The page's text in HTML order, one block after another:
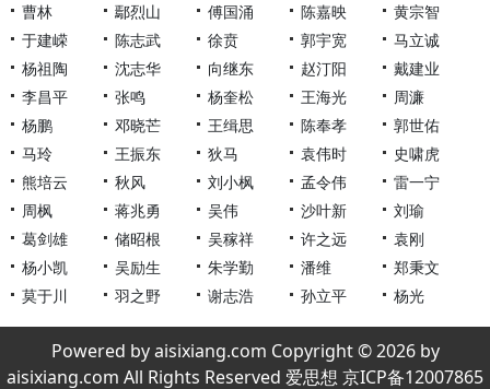
曹林
鄢烈山 傅国涌 陈嘉映
黄宗智
于建嵘
陈志武 徐贲 郭宇宽
马立诚
杨祖陶
沈志华 向继东 赵汀阳
戴建业
李昌平
张鸣 杨奎松 王海光
周濂
杨鹏
邓晓芒 王缉思 陈奉孝
郭世佑
马玲
王振东 狄马 袁伟时
史啸虎
熊培云
秋风 刘小枫 孟令伟
雷一宁
周枫
蒋兆勇 吴伟 沙叶新
刘瑜
葛剑雄
储昭根 吴稼祥 许之远
袁刚
杨小凯
吴励生 朱学勤 潘维
郑秉文
莫于川
羽之野 谢志浩 孙立平 杨光
Powered by aisixiang.com Copyright © 2026 by
aisixiang.com All Rights Reserved 爱思想 京ICP备12007865